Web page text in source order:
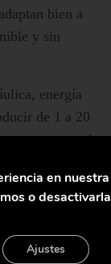
bien a
y sin
energía
de 1 a 20
ya que en la
y puede ser
en
o
Ajustes